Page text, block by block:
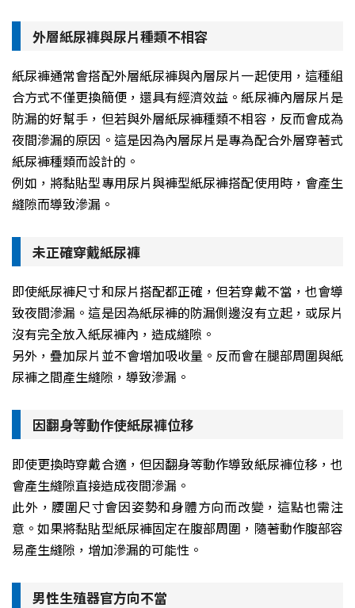
外層紙尿褲與尿片種類不相容
紙尿褲通常會搭配外層紙尿褲與內層尿片一起使用，這種組
合方式不僅更換簡便，還具有經濟效益。紙尿褲內層尿片是
防漏的好幫手，但若與外層紙尿褲種類不相容，反而會成為
夜間滲漏的原因。這是因為內層尿片是專為配合外層穿著式
紙尿褲種類而設計的。
例如，將黏貼型專用尿片與褲型紙尿褲搭配使用時，會產生
縫隙而導致滲漏。
未正確穿戴紙尿褲
即使紙尿褲尺寸和尿片搭配都正確，但若穿戴不當，也會導
致夜間滲漏。這是因為紙尿褲的防漏側邊沒有立起，或尿片
沒有完全放入紙尿褲內，造成縫隙。
另外，疊加尿片並不會增加吸收量。反而會在腿部周圍與紙
尿褲之間產生縫隙，導致滲漏。
因翻身等動作使紙尿褲位移
即使更換時穿戴合適，但因翻身等動作導致紙尿褲位移，也
會產生縫隙直接造成夜間滲漏。
此外，腰圍尺寸會因姿勢和身體方向而改變，這點也需注
意。如果將黏貼型紙尿褲固定在腹部周圍，隨著動作腹部容
易產生縫隙，增加滲漏的可能性。
男性生殖器官方向不當